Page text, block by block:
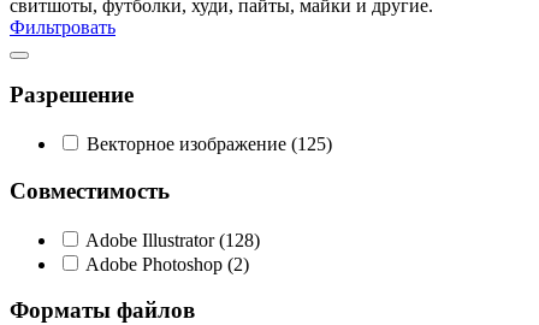
свитшоты, футболки, худи, пайты, майки и другие.
Фильтровать
Разрешение
Векторное изображение (125)
Совместимость
Adobe Illustrator(128)
Adobe Photoshop (2)
Форматы файлов